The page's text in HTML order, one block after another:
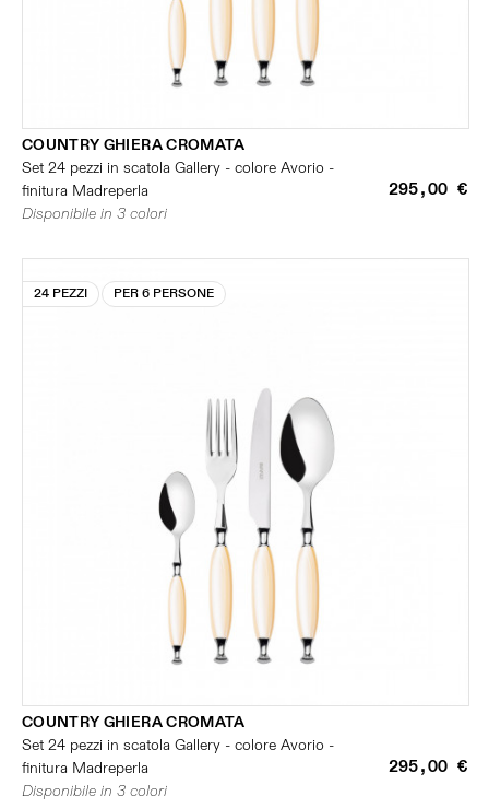
COUNTRY GHIERA CROMATA
Set 24 pezzi in scatola Gallery - colore Avorio -
finitura Madreperla
295,00 €
Disponibile in 3 colori
24 PEZZI PER 6 PERSONE
COUNTRY GHIERA CROMATA
Set 24 pezzi in scatola Gallery - colore Avorio -
finitura Madreperla
295,00 €
Disponibile in 3 colori